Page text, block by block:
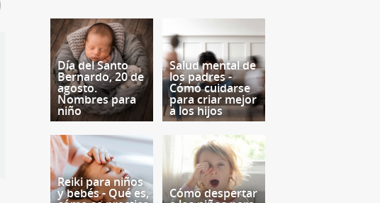
Día del Santo
Bernardo, 20 de
agosto.
Nombres para
niño
Salud mental de
los padres -
Cómo cuidarse
para criar mejor
a los hijos
Reiki para niños
y bebés - Qué es, Cómo despertar